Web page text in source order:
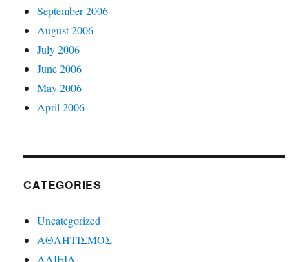
September 2006
August 2006
July 2006
June 2006
May 2006
April 2006
CATEGORIES
Uncategorized
ΑΘΛΗΤΙΣΜΟΣ
ΑΛΙΕΙΑ